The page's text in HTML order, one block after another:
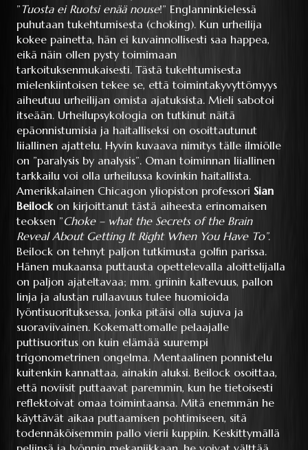
”Tuosta ei Ruotsi enää nouse!” Englanninkielessä
puhutaan tukehtumisesta (choking). Kun urheilija
kokee painetta, hän ei kuvainnollisesti saa happea,
eikä näin ollen pysty toimimaan
tarkoituksenmukaisesti. Tästä tukehtumisesta
mielenkiintoisen tekee se, että toimintakyvyttömyys
aiheutuu urheilijan omista ajatuksista. Mieli sabotoi
itseään. Urheilupsykologia on tutkinut näitä
epäonnistumisia ja haitalliseksi on osoittautunut
liiallinen ajattelu. Hyvin kuvaava nimitys tälle ilmiölle
on ”paralysis by analysis”. Oman toiminnan liiallinen
tarkkailu voi olla urheilussa kovinkin haitallista.
Amerikkalainen Chicagon yliopiston professori Sian
Beilockon kirjoittanut tästä aiheesta erinomaisen
teoksen ”Choke – what the Secrets of the Brain
Reveal About Getting It Right When You Have To”.
Beilock on tehnyt paljon tutkimusta golfin parissa.
Hänen mukaansa puttausta opettelevalla aloittelijalla
on paljon ajateltavaa; mm. griinin kaltevuus, pallon
linja ja alustan rullaavuus tulee huomioida
lyöntisuorituksessa, jonka pitäisi olla sujuva ja
suoraviivainen. Kokemattomalle pelaajalle
puttisuoritus on kuin elämää suurempi
trigonometrinen ongelma. Mentaalinen ponnistelu
kuitenkin kannattaa, ainakin aluksi. Beilock osoittaa,
että noviisit puttaavat paremmin, kun he tietoisesti
reflektoivat omaa toimintaansa. Mitä enemmän he
käyttävät aikaa puttaamisen pohtimiseen, sitä
todennäköisemmin pallo vierii kuppiin. Keskittymällä